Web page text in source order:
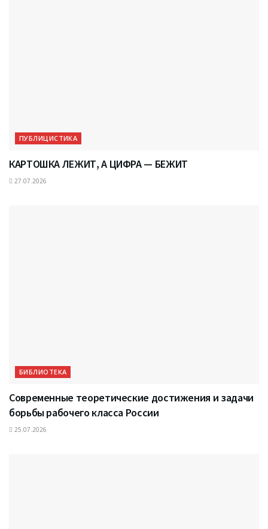
ПУБЛИЦИСТИКА
КАРТОШКА ЛЕЖИТ, А ЦИФРА — БЕЖИТ
27.07.2026
БИБЛИОТЕКА
Современные теоретические достижения и задачи
борьбы рабочего класса России
25.07.2026